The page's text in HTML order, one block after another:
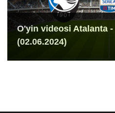
O'yin videosi Atalanta
(02.06.2024)